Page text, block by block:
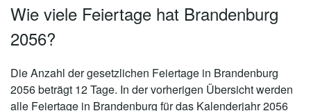
Wie viele Feiertage hat Brandenburg
2056?
Die Anzahl der gesetzlichen Feiertage in Brandenburg
2056 beträgt 12 Tage. In der vorherigen Übersicht werden
alle Feiertage in Brandenburg für das Kalenderjahr 2056